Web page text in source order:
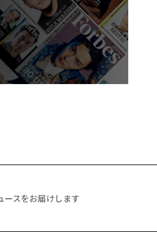
ースをお届けします